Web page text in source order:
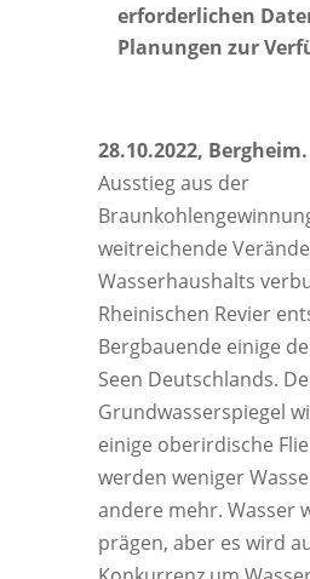
erforderlichen
Planungen zur
28.10.2022, Bergheim.
Ausstieg aus der
weitreichende
Wasserhaushalts
Rheinischen Revier
Bergbauende einige
Seen Deutschlands.
Grundwasserspiegel
einige oberirdische
werden weniger
andere mehr. Wasser
prägen, aber es wird